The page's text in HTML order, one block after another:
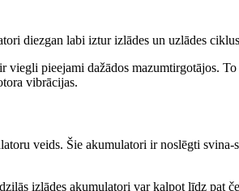
diezgan labi iztur izlādes un uzlādes
pieejami dažādos mazumtirgotājos.
vibrācijas.
veids. Šie akumulatori ir noslēgti
izlādes akumulatori var kalpot līdz pat